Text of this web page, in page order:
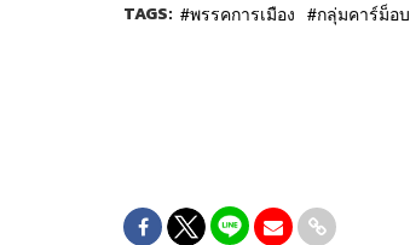
TAGS: พรรคการเมือง กลุ่มคาร์ม็อบ